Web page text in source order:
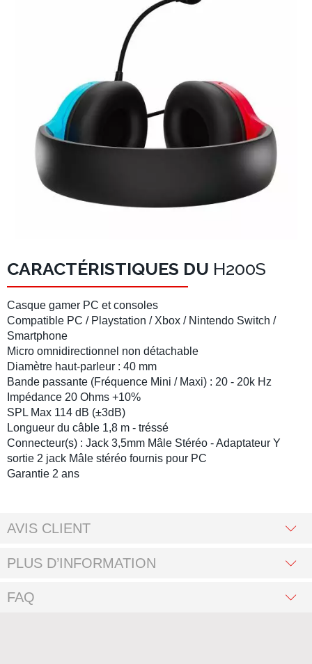
CARACTÉRISTIQUES DU H200S
Casque gamer PC et consoles
Compatible PC / Playstation / Xbox / Nintendo Switch /
Smartphone
Micro omnidirectionnel non détachable
Diamètre haut-parleur : 40 mm
Bande passante (Fréquence Mini / Maxi) : 20 - 20k Hz
Impédance 20 Ohms +10%
SPL Max 114 dB (±3dB)
Longueur du câble 1,8 m - tréssé
Connecteur(s) : Jack 3,5mm Mâle Stéréo - Adaptateur Y
sortie 2 jack Mâle stéréo fournis pour PC
Garantie 2 ans
AVIS CLIENT
PLUS D’INFORMATION
FAQ